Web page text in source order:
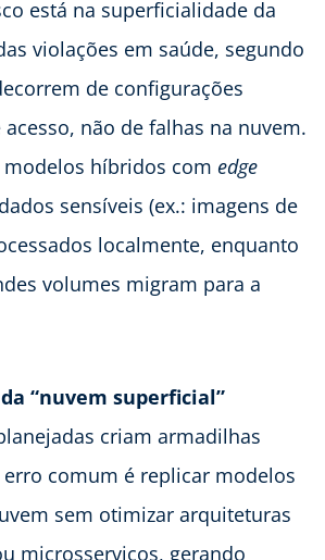
está na superficialidade da
violações em saúde, segundo
de configurações
não de falhas na nuvem.
modelos híbridos com edge
sensíveis (ex.: imagens de
localmente, enquanto
volumes migram para a
“nuvem superficial”
criam armadilhas
comum é replicar modelos
sem otimizar arquiteturas
microsserviços, gerando